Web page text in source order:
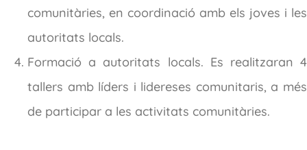
comunitàries, en coordinació amb els joves i les
autoritats locals.
Formació a autoritats locals. Es realitzaran 4
tallers amb líders i lidereses comunitaris, a més
de participar a les activitats comunitàries.